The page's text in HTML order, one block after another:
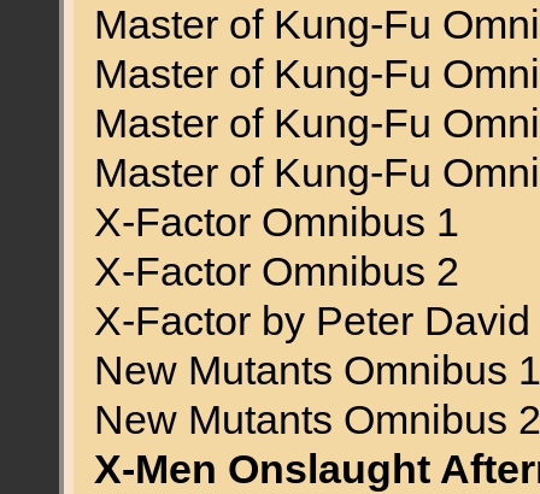
Master of Kung-Fu
Master of Kung-Fu
Master of Kung-Fu
Master of Kung-Fu
X-Factor Omnibus 1
X-Factor Omnibus 2
X-Factor by Peter
New Mutants Omnibus 1
New Mutants Omnibus 2
X-Men Onslaught